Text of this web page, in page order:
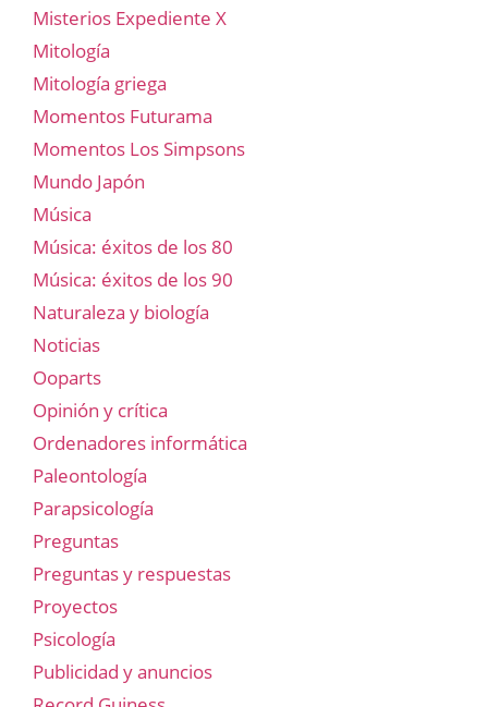
Misterios Expediente X
Mitología
Mitología griega
Momentos Futurama
Momentos Los Simpsons
Mundo Japón
Música
Música: éxitos de los 80
Música: éxitos de los 90
Naturaleza y biología
Noticias
Ooparts
Opinión y crítica
Ordenadores informática
Paleontología
Parapsicología
Preguntas
Preguntas y respuestas
Proyectos
Psicología
Publicidad y anuncios